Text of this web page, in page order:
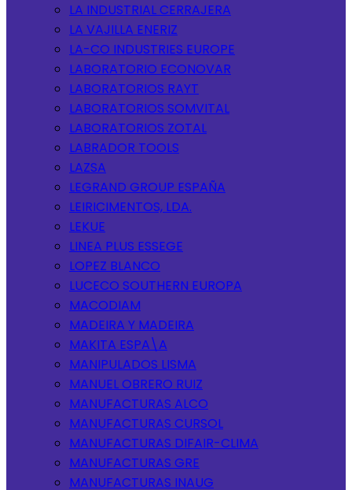
LA INDUSTRIAL CERRAJERA
LA VAJILLA ENERIZ
LA-CO INDUSTRIES EUROPE
LABORATORIO ECONOVAR
LABORATORIOS RAYT
LABORATORIOS SOMVITAL
LABORATORIOS ZOTAL
LABRADOR TOOLS
LAZSA
LEGRAND GROUP ESPAÑA
LEIRICIMENTOS, LDA.
LEKUE
LINEA PLUS ESSEGE
LOPEZ BLANCO
LUCECO SOUTHERN EUROPA
MACODIAM
MADEIRA Y MADEIRA
MAKITA ESPA\A
MANIPULADOS LISMA
MANUEL OBRERO RUIZ
MANUFACTURAS ALCO
MANUFACTURAS CURSOL
MANUFACTURAS DIFAIR-CLIMA
MANUFACTURAS GRE
MANUFACTURAS INAUG